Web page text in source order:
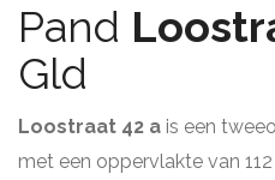
Pand
Gld
Loostraat 42 a is een
met een oppervlakte van